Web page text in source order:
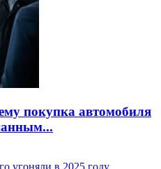
покупка автомобиля